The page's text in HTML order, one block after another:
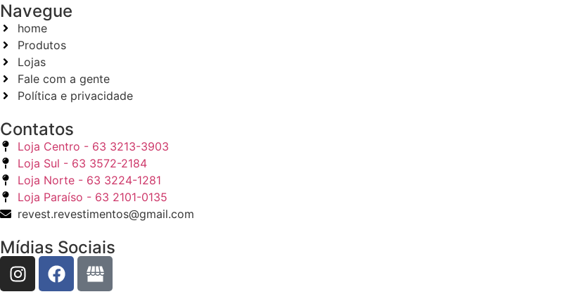
Navegue
home
Produtos
Lojas
Fale com a gente
Política e privacidade
Contatos
Loja Centro - 63 3213-3903
Loja Sul - 63 3572-2184
Loja Norte - 63 3224-1281
Loja Paraíso - 63 2101-0135
revest.revestimentos@gmail.com
Mídias Sociais